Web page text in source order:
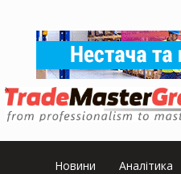
Новини Аналітика